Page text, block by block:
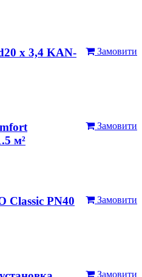
Замовити
х 3,4 KAN-
Замовити
м²
Замовити
Classic PN40
Замовити